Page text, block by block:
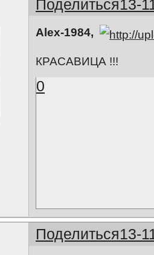
Поделиться13-
Alex-1984,
КРАСАВИЦА !!!
0
Поделиться13-